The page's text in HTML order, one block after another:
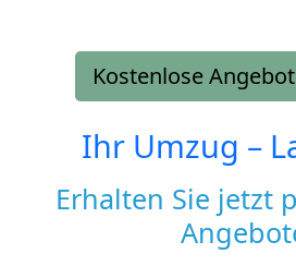
Kostenlose
Ihr Umzug –
Erhalten Sie jetzt